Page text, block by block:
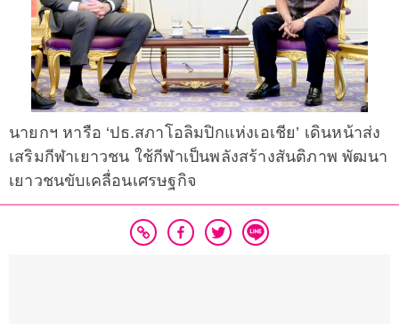
นายกฯ หารือ ‘ปธ.สภาโอลิมปิกแห่งเอเชีย’ เดินหน้าส่ง
เสริมกีฬาเยาวชน ใช้กีฬาเป็นพลังสร้างสันติภาพ พัฒนา
เยาวชนขับเคลื่อนเศรษฐกิจ